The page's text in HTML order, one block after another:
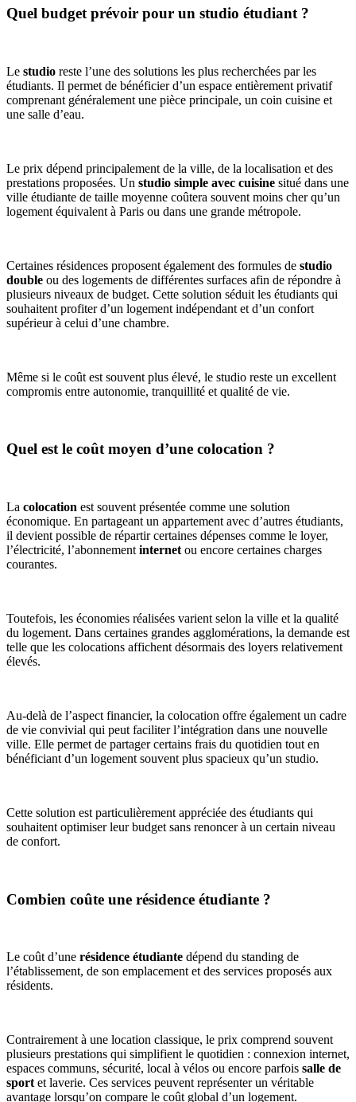
Quel budget prévoir pour un studio étudiant ?
Le studio reste l’une des solutions les plus recherchées par les
étudiants. Il permet de bénéficier d’un espace entièrement privatif
comprenant généralement une pièce principale, un coin cuisine et
une salle d’eau.
Le prix dépend principalement de la ville, de la localisation et des
prestations proposées. Un studio simple avec cuisine situé dans une
ville étudiante de taille moyenne coûtera souvent moins cher qu’un
logement équivalent à Paris ou dans une grande métropole.
Certaines résidences proposent également des formules de studio
double ou des logements de différentes surfaces afin de répondre à
plusieurs niveaux de budget. Cette solution séduit les étudiants qui
souhaitent profiter d’un logement indépendant et d’un confort
supérieur à celui d’une chambre.
Même si le coût est souvent plus élevé, le studio reste un excellent
compromis entre autonomie, tranquillité et qualité de vie.
Quel est le coût moyen d’une colocation ?
La colocation est souvent présentée comme une solution
économique. En partageant un appartement avec d’autres étudiants,
il devient possible de répartir certaines dépenses comme le loyer,
l’électricité, l’abonnement internet ou encore certaines charges
courantes.
Toutefois, les économies réalisées varient selon la ville et la qualité
du logement. Dans certaines grandes agglomérations, la demande est
telle que les colocations affichent désormais des loyers relativement
élevés.
Au-delà de l’aspect financier, la colocation offre également un cadre
de vie convivial qui peut faciliter l’intégration dans une nouvelle
ville. Elle permet de partager certains frais du quotidien tout en
bénéficiant d’un logement souvent plus spacieux qu’un studio.
Cette solution est particulièrement appréciée des étudiants qui
souhaitent optimiser leur budget sans renoncer à un certain niveau
de confort.
Combien coûte une résidence étudiante ?
Le coût d’une résidence étudiante dépend du standing de
l’établissement, de son emplacement et des services proposés aux
résidents.
Contrairement à une location classique, le prix comprend souvent
plusieurs prestations qui simplifient le quotidien : connexion internet,
espaces communs, sécurité, local à vélos ou encore parfois salle de
sportet laverie. Ces services peuvent représenter un véritable
avantage lorsqu’on compare le coût global d’un logement.